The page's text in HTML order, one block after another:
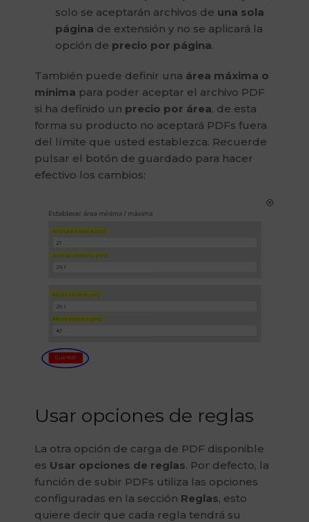
solo se aceptarán archivos de una sola
página de extensión y no se aplicará la
opción de precio por página.
También puede definir una área máxima o
mínima para poder aceptar el archivo PDF
si ha definido un precio por área, de esta
forma su producto no aceptará PDFs fuera
del límite que usted establezca. Recuerde
pulsar el botón de guardado para hacer
efectivo los cambios:
Usar opciones de reglas
La otra opción de carga de PDF disponible
es Usar opciones de reglas. Por defecto, la
función de subir PDFs utiliza las opciones
configuradas en la sección Reglas, esto
quiere decir que cada regla tendrá su